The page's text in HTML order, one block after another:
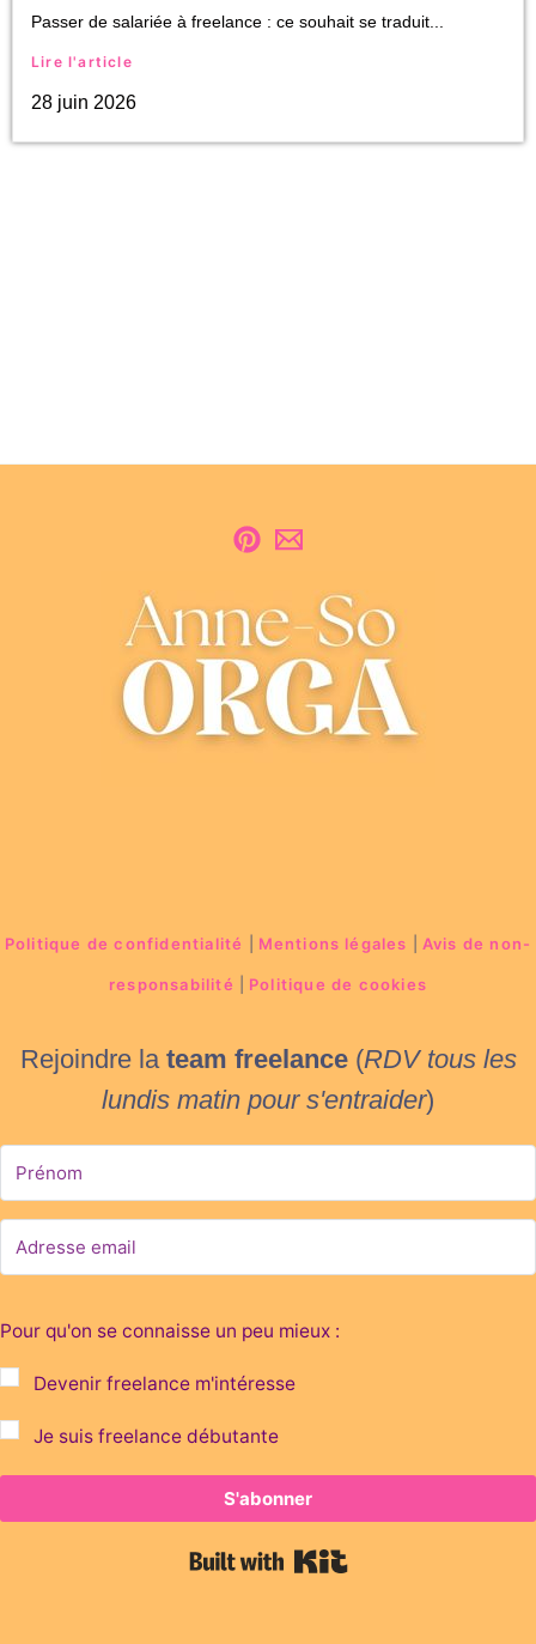
Passer de salariée à freelance : ce souhait se traduit...
Lire l'article
28 juin 2026
Politique de confidentialité Mentions légales Avis de non-
responsabilité Politique de cookies
Rejoindre la team freelance(RDV tous les
lundis matin pour s'entraider)
Pour qu'on se connaisse un peu mieux :
Devenir freelance m'intéresse
Je suis freelance débutante
S'abonner
Built with Kit